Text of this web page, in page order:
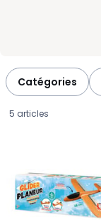
Catégories
5 articles